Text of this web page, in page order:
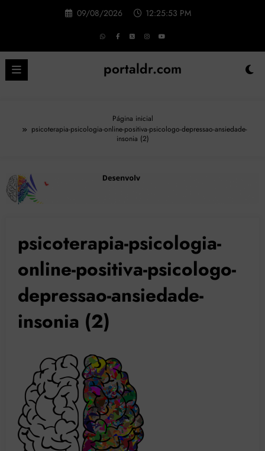
09/08/2026 12:25:54 PM
portaldr.com
Página inicial
psicoterapia-psicologia-online-positiva-psicologo-depressao-ansiedade-
insonia (2)
psicoterapia-psicologia-
online-positiva-psicologo-
depressao-ansiedade-
insonia (2)